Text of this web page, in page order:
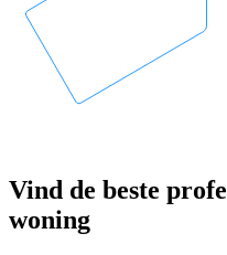
Vind de beste
woning